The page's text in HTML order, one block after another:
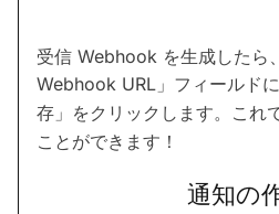
受信 Webhook を生成したら
Webhook URL」フィールド
存」をクリックします。これで
ことができます！
通知の